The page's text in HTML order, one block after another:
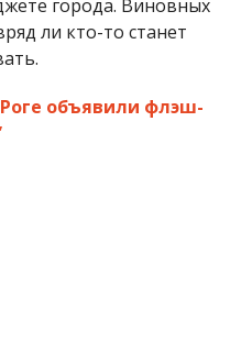
города. Виновных
ли кто-то станет
объявили флэш-